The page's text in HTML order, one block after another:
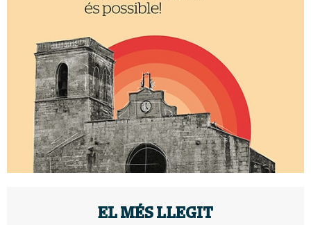
EL MÉS LLEGIT